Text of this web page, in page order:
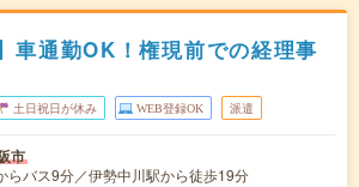
車通勤OK！権現前での経理事
土日祝日が休み WEB登録OK 派遣
市
らバス9分／伊勢中川駅から徒歩19分